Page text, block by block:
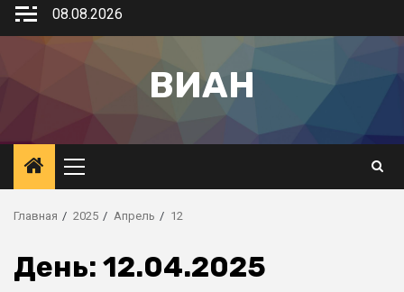
08.08.2026
ВИАН
Главная 2025 Апрель 12
День: 12.04.2025